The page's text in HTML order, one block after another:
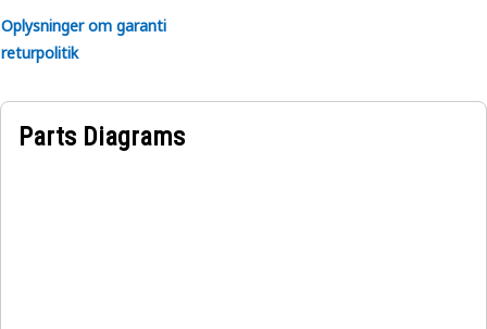
Oplysninger om garanti
returpolitik
Parts Diagrams